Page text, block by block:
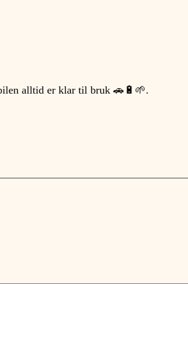
alltid er klar til bruk 🚗🔋🌱.